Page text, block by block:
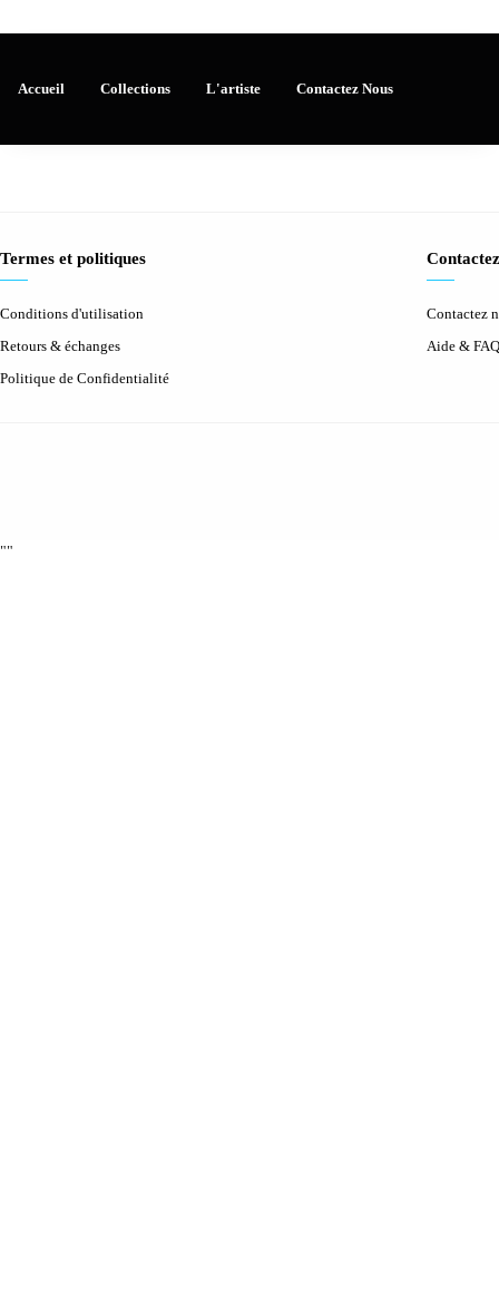
Accueil Collections L'artiste Contactez Nous
Termes et politiques
Conditions d'utilisation
Retours & échanges
Politique de Confidentialité
Contactez
Aide & FAQ
""